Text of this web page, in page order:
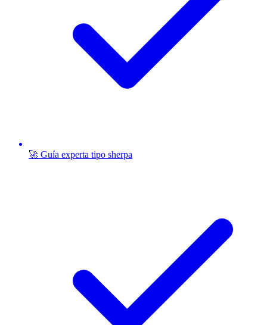
🚀 Guía experta tipo sherpa